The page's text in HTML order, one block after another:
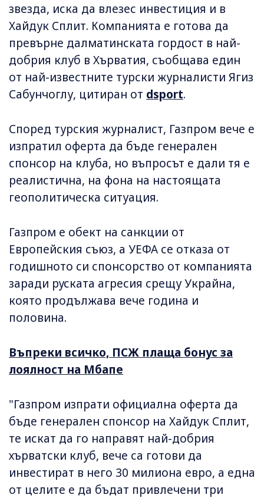
звезда, иска да влезес инвестиция и в
Хайдук Сплит. Компанията е готова да
превърне далматинската гордост в най-
добрия клуб в Хърватия, съобщава един
от най-известните турски журналисти Ягиз
Сабунчоглу, цитиран от dsport.
Според турския журналист, Газпром вече е
изпратил оферта да бъде генерален
спонсор на клуба, но въпросът е дали тя е
реалистична, на фона на настоящата
геополитическа ситуация.
Газпром е обект на санкции от
Европейския съюз, а УЕФА се отказа от
годишното си спонсорство от компанията
заради руската агресия срещу Украйна,
която продължава вече година и
половина.
Въпреки всичко, ПСЖ плаща бонус за
лоялност на Мбапе
"Газпром изпрати официална оферта да
бъде генерален спонсор на Хайдук Сплит,
те искат да го направят най-добрия
хърватски клуб, вече са готови да
инвестират в него 30 милиона евро, а една
от целите е да бъдат привлечени три